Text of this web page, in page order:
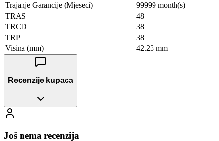
Trajanje Garancije (Mjeseci)
99999 month(s)
TRAS
48
TRCD
38
TRP
38
Visina (mm)
42.23 mm
Recenzije kupaca
Još nema recenzija